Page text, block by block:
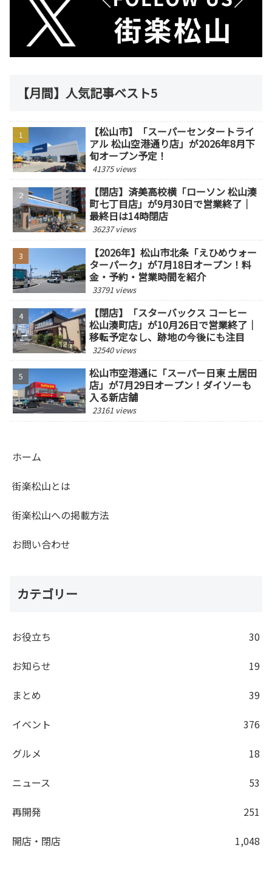
【月間】人気記事ベスト5
【松山市】「スーパーセンタートライ
アル 松山空港通り店」が2026年8月下
旬オープン予定！
41375 views
【閉店】済美高校横「ローソン 松山湊
町七丁目店」が9月30日で営業終了｜
最終日は14時閉店
36237 views
【2026年】松山市北条「えひめウォー
ターパーク」が7月18日オープン！料
金・予約・営業時間を紹介
33791 views
【閉店】「スターバックス コーヒー
松山湊町店」が10月26日で営業終了｜
移転予定なし、跡地の今後にも注目
32540 views
松山市空港通に「スーパー日東 土居田
店」が7月29日オープン！ダイソーも
入る新店舗
23161 views
ホーム
街楽松山とは
街楽松山への掲載方法
お問い合わせ
カテゴリー
お役立ち
30
お知らせ
19
まとめ
39
イベント
376
グルメ
18
ニュース
53
再開発
251
開店・閉店
1,048